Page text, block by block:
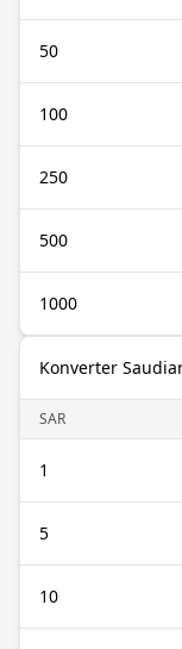
50
100
250
500
1000
Konverter
SAR
1
5
10